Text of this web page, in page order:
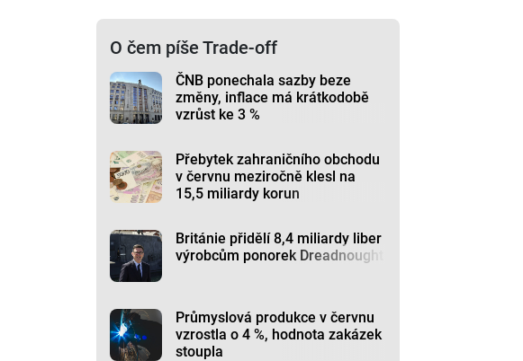
O čem píše Trade-off
ČNB ponechala sazby beze
změny, inflace má krátkodobě
vzrůst ke 3 %
Přebytek zahraničního obchodu
v červnu meziročně klesl na
15,5 miliardy korun
Británie přidělí 8,4 miliardy liber
výrobcům ponorek Dreadnought
Průmyslová produkce v červnu
vzrostla o 4 %, hodnota zakázek
stoupla